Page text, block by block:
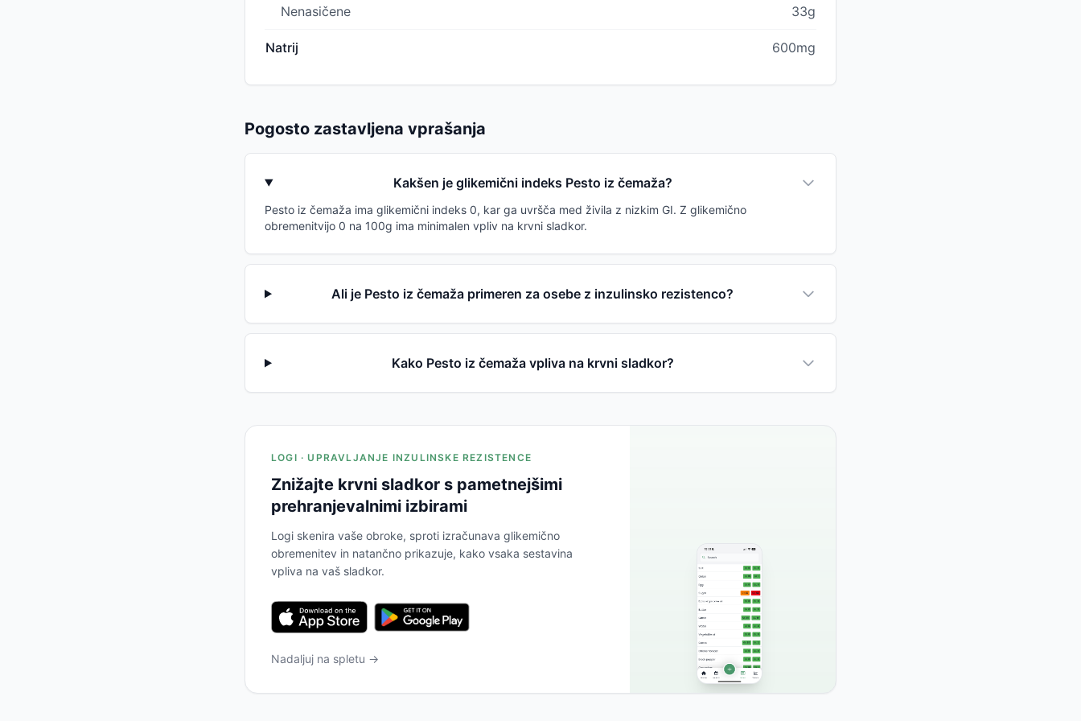
Nenasičene 33g
Natrij 600mg
Pogosto zastavljena vprašanja
Kakšen je glikemični indeks Pesto iz čemaža?
Pesto iz čemaža ima glikemični indeks 0, kar ga uvršča med živila z nizkim GI. Z glikemično
obremenitvijo 0 na 100g ima minimalen vpliv na krvni sladkor.
Ali je Pesto iz čemaža primeren za osebe z inzulinsko rezistenco?
Kako Pesto iz čemaža vpliva na krvni sladkor?
LOGI · UPRAVLJANJE INZULINSKE REZISTENCE
Znižajte krvni sladkor s pametnejšimi
prehranjevalnimi izbirami
Logi skenira vaše obroke, sproti izračunava glikemično
obremenitev in natančno prikazuje, kako vsaka sestavina
vpliva na vaš sladkor.
Nadaljuj na spletu →